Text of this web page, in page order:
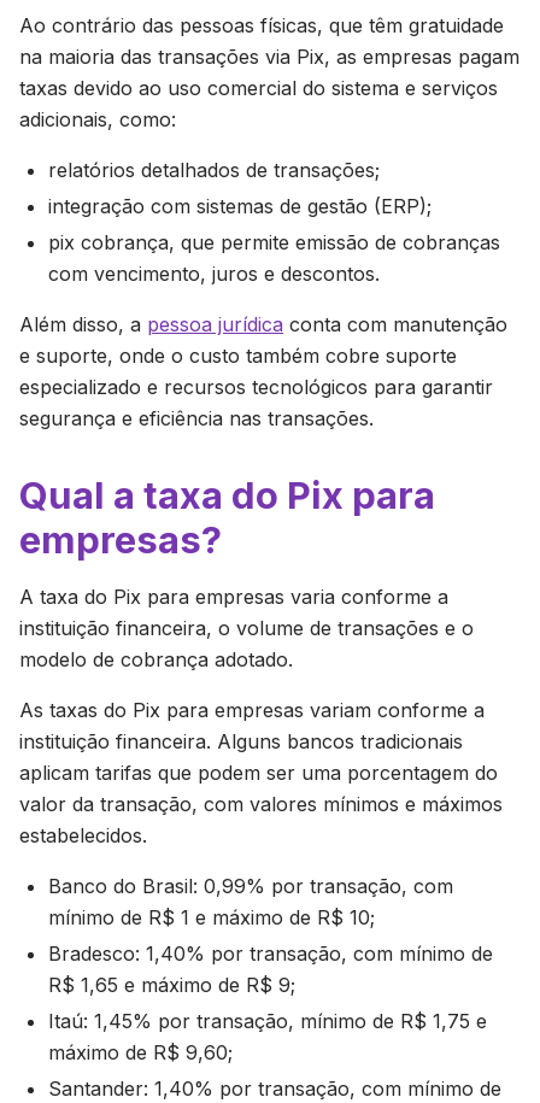
Ao contrário das pessoas físicas, que têm gratuidade
na maioria das transações via Pix, as empresas pagam
taxas devido ao uso comercial do sistema e serviços
adicionais, como:
relatórios detalhados de transações;
integração com sistemas de gestão (ERP);
pix cobrança, que permite emissão de cobranças
com vencimento, juros e descontos.
Além disso, a pessoa jurídica conta com manutenção
e suporte, onde o custo também cobre suporte
especializado e recursos tecnológicos para garantir
segurança e eficiência nas transações.
Qual a taxa do Pix para
empresas?
A taxa do Pix para empresas varia conforme a
instituição financeira, o volume de transações e o
modelo de cobrança adotado.
As taxas do Pix para empresas variam conforme a
instituição financeira. Alguns bancos tradicionais
aplicam tarifas que podem ser uma porcentagem do
valor da transação, com valores mínimos e máximos
estabelecidos.
Banco do Brasil: 0,99% por transação, com
mínimo de R$ 1 e máximo de R$ 10;
Bradesco: 1,40% por transação, com mínimo de
R$ 1,65 e máximo de R$ 9;
Itaú: 1,45% por transação, mínimo de R$ 1,75 e
máximo de R$ 9,60;
Santander: 1,40% por transação, com mínimo de